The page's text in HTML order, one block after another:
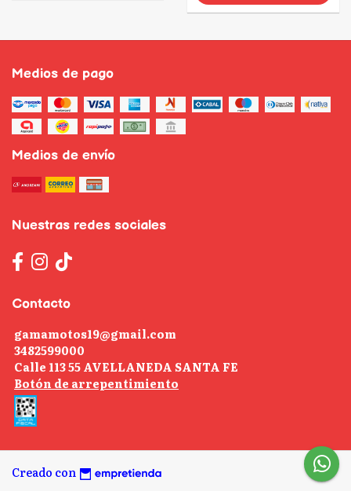
Medios de pago
Medios de envío
Nuestras redes sociales
Contacto
gamamotos19@gmail.com
3482599000
Calle 113 55 AVELLANEDA SANTA FE
Botón de arrepentimiento
Creado con